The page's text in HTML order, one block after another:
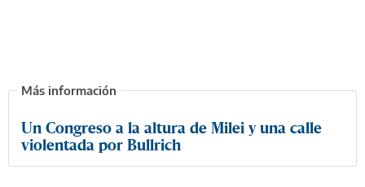
Un Congreso a la altura de Milei y una calle
violentada por Bullrich